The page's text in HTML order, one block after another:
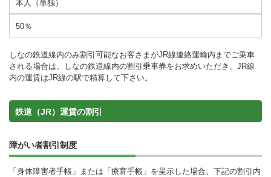
本人（単独）
50％
しなの鉄道線内のみ割引可能なお客さまがJR線連絡運輸内までご乗車
される場合は、しなの鉄道線内の割引乗車券をお求めいただき、JR線
内の運賃はJR線の駅で精算して下さい。
鉄道（JR）運賃の割引
障がい者割引制度
「身体障害者手帳」または「療育手帳」を呈示した場合、下記の割引内